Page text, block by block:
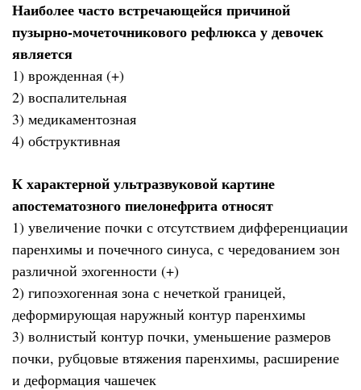
Наиболее часто встречающейся причиной
пузырно-мочеточникового рефлюкса у девочек
является
1) врожденная (+)
2) воспалительная
3) медикаментозная
4) обструктивная
К характерной ультразвуковой картине
апостематозного пиелонефрита относят
1) увеличение почки с отсутствием дифференциации
паренхимы и почечного синуса, с чередованием зон
различной эхогенности (+)
2) гипоэхогенная зона с нечеткой границей,
деформирующая наружный контур паренхимы
3) волнистый контур почки, уменьшение размеров
почки, рубцовые втяжения паренхимы, расширение
и деформация чашечек